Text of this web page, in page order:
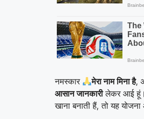
नमस्कार मेरा नाम मिना है,
आसान जानकारीलेकर आई हूं।
खाना बनाती हैं, तो यह